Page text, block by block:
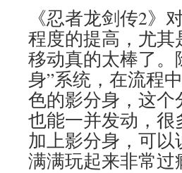
《忍者龙剑传2》
程度的提高，尤
移动真的太棒了。
身”系统，在流程
色的影分身，这
也能一并发动，
加上影分身，可
满满玩起来非常过